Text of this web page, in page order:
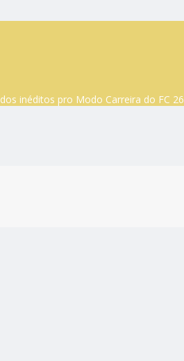
inéditos pro Modo Carreira do FC 26